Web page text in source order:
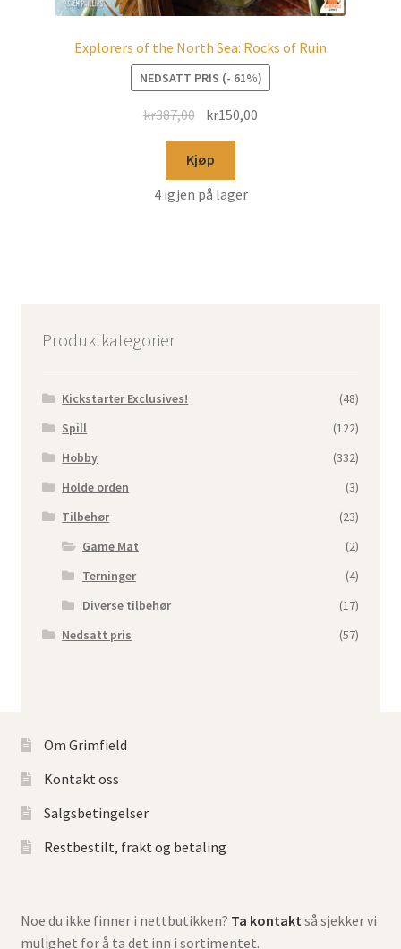
Explorers of the North Sea: Rocks of Ruin
NEDSATT PRIS (- 61%)
kr387,00 kr150,00
Kjøp
4 igjen på lager
Produktkategorier
Kickstarter Exclusives!
(48)
Spill
(122)
Hobby
(332)
Holde orden
(3)
Tilbehør
(23)
Game Mat
(2)
Terninger
(4)
Diverse tilbehør
(17)
Nedsatt pris
(57)
Om Grimfield
Kontakt oss
Salgsbetingelser
Restbestilt, frakt og betaling
Noe du ikke finner i nettbutikken? Ta kontakt så sjekker vi
mulighet for å ta det inn i sortimentet.